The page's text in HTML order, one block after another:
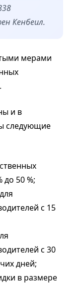
Кенбеил.
мерами
и в
следующие
до 50 %;
с 15
с 30
дней;
в размере